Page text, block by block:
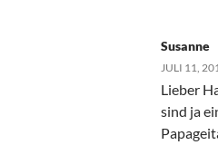
Susanne
JULI 11,
Lieber
sind ja